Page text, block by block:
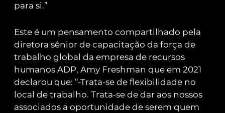
para si.”
Este é um pensamento compartilhado pela
diretora sênior de capacitação da força de
trabalho global da empresa de recursos
humanos ADP, Amy Freshman que em 2021
declarou que: “-Trata-se de flexibilidade no
local de trabalho. Trata-se de dar aos nossos
associados a oportunidade de serem quem